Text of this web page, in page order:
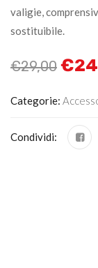
valigie,
sostituibile.
€29,00 €
Categorie:
Condividi: